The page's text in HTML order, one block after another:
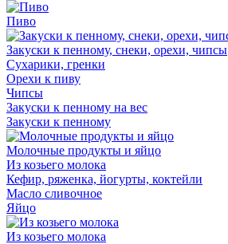
Пиво
Закуски к пенному, снеки, орехи, чипсы
Сухарики, гренки
Орехи к пиву
Чипсы
Закуски к пенному на вес
Закуски к пенному
Молочные продукты и яйцо
Из козьего молока
Кефир, ряженка, йогурты, коктейли
Масло сливочное
Яйцо
Из козьего молока